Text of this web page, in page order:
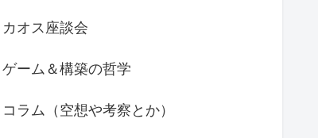
カオス座談会
ゲーム＆構築の哲学
コラム（空想や考察とか）